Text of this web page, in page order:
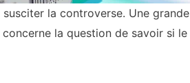
la controverse. Une grande
la question de savoir si le